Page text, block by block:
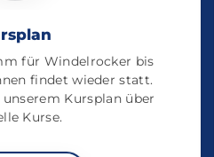
für Windelrocker bis
findet wieder statt.
Kursplan über
Kurse.